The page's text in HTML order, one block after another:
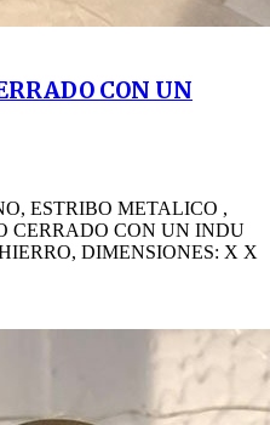
CON UN
ESTRIBO METALICO ,
CERRADO CON UN INDU
DIMENSIONES: X X